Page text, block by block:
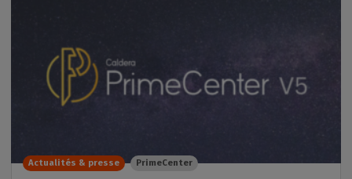
Actualités & presse PrimeCenter